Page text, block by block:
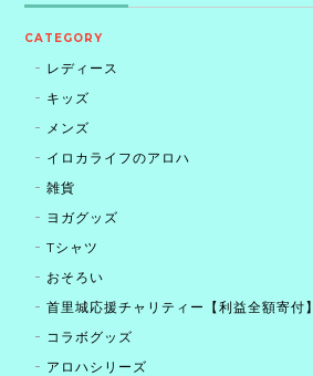
CATEGORY
レディース
キッズ
メンズ
イロカライフのアロハ
雑貨
ヨガグッズ
Tシャツ
おそろい
首里城応援チャリティー【利益全額寄付】
コラボグッズ
アロハシリーズ